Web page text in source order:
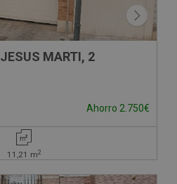
Garaje en venta en JESUS MARTI, 2
Ahorro 2.750€
11,21 m2